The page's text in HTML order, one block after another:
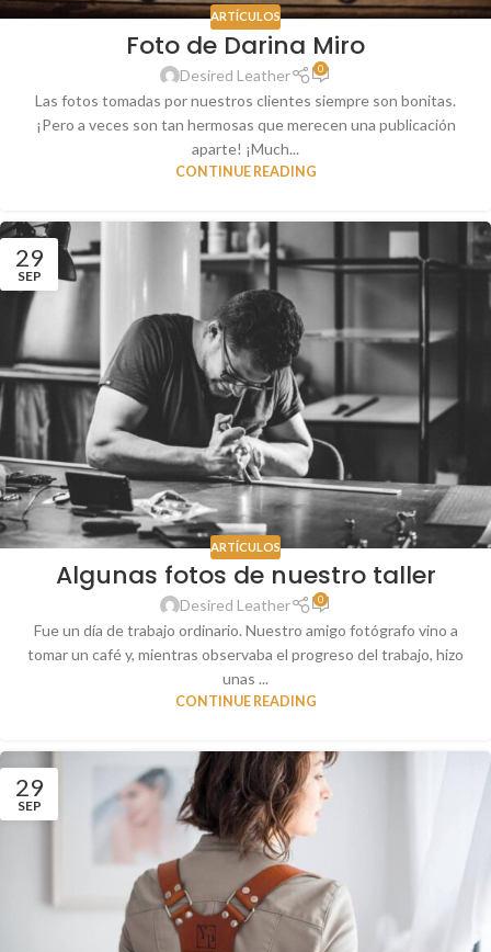
ARTÍCULOS
Foto de Darina Miro
Desired Leather 0
Las fotos tomadas por nuestros clientes siempre son bonitas.
¡Pero a veces son tan hermosas que merecen una publicación
aparte! ¡Much...
CONTINUE READING
29
SEP
ARTÍCULOS
Algunas fotos de nuestro taller
Desired Leather 0
Fue un día de trabajo ordinario. Nuestro amigo fotógrafo vino a
tomar un café y, mientras observaba el progreso del trabajo, hizo
unas ...
CONTINUE READING
29
SEP